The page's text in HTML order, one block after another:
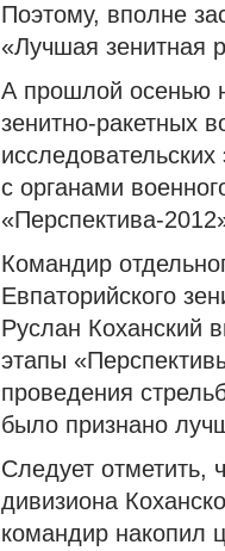
Поэтому, вполне
«Лучшая зенитная
А прошлой осенью
зенитно-ракетных
с органами
«Перспектива-
Командир
Евпаторийского
Руслан Коханский
этапы
проведения
было признано
Следует отметить,
дивизиона
командир накопил